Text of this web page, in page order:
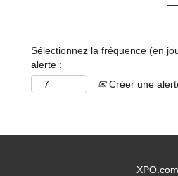
Sélectionnez la fréquence (en
alerte :
Créer une
XPO.com